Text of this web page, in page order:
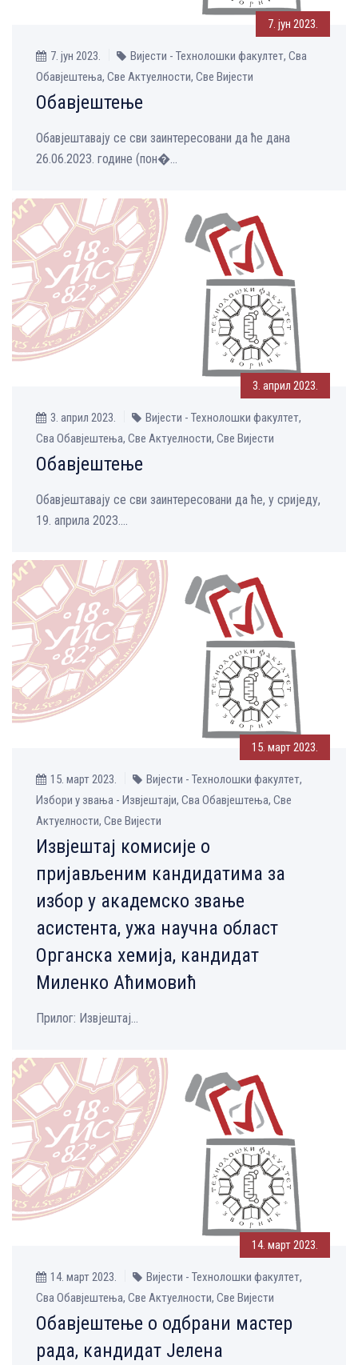
7. јун 2023.
7. јун 2023.
Вијести - Технолошки факултет, Сва
Обавјештења, Све Aктуелности, Све Вијести
Обавјештење
Обавјештавају се сви заинтересовани да ће дана
26.06.2023. године (пон�...
3. април 2023.
3. април 2023.
Вијести - Технолошки факултет,
Сва Обавјештења, Све Aктуелности, Све Вијести
Обавјештење
Обавјештавају се сви заинтересовани да ће, у сриједу,
19. априла 2023....
15. март 2023.
15. март 2023.
Вијести - Технолошки факултет,
Избори у звања - Извјештаји, Сва Обавјештења, Све
Aктуелности, Све Вијести
Извјештај комисије о
пријављеним кандидатима за
избор у академско звање
асистента, ужа научна област
Органска хемија, кандидат
Миленко Аћимовић
Прилог: Извјештај...
14. март 2023.
14. март 2023.
Вијести - Технолошки факултет,
Сва Обавјештења, Све Aктуелности, Све Вијести
Обавјештење о одбрани мастер
рада, кандидат Јелена